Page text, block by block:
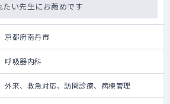
い先生にお薦めです
京都府南丹市
呼吸器内科
外来、救急対応、訪問診療、病棟管理